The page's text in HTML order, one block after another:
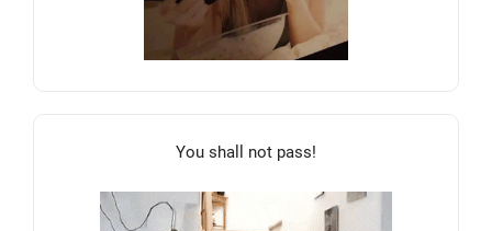
You shall not pass!